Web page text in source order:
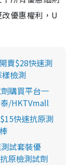
優惠權利，U
賣$28快速測
檢測
購買平台一
/HKTVmall
快速抗原測
試套裝優
原檢測試劑